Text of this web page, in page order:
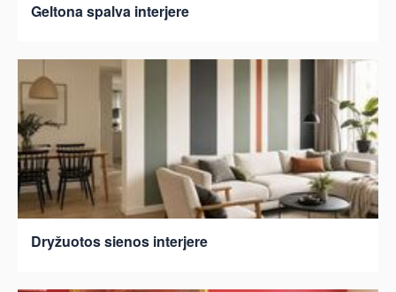
Geltona spalva interjere
Dryžuotos sienos interjere